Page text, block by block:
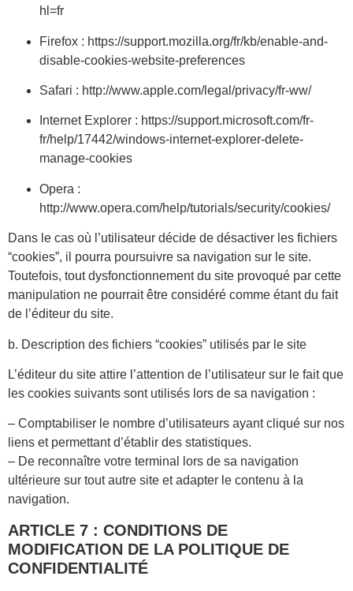
hl=fr
Firefox : https://support.mozilla.org/fr/kb/enable-and-
disable-cookies-website-preferences
Safari : http://www.apple.com/legal/privacy/fr-ww/
Internet Explorer : https://support.microsoft.com/fr-
fr/help/17442/windows-internet-explorer-delete-
manage-cookies
Opera :
http://www.opera.com/help/tutorials/security/cookies/
Dans le cas où l’utilisateur décide de désactiver les fichiers
“cookies”, il pourra poursuivre sa navigation sur le site.
Toutefois, tout dysfonctionnement du site provoqué par cette
manipulation ne pourrait être considéré comme étant du fait
de l’éditeur du site.
b. Description des fichiers “cookies” utilisés par le site
L’éditeur du site attire l’attention de l’utilisateur sur le fait que
les cookies suivants sont utilisés lors de sa navigation :
– Comptabiliser le nombre d’utilisateurs ayant cliqué sur nos
liens et permettant d’établir des statistiques.
– De reconnaître votre terminal lors de sa navigation
ultérieure sur tout autre site et adapter le contenu à la
navigation.
ARTICLE 7 : CONDITIONS DE
MODIFICATION DE LA POLITIQUE DE
CONFIDENTIALITÉ